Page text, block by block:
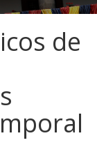
de